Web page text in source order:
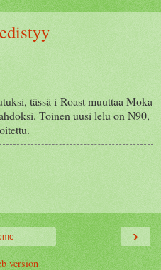
tässä i-Roast muuttaa Moka
Toinen uusi lelu on N90,
›
version